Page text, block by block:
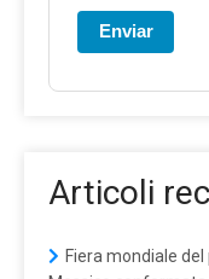
Enviar
Articoli
Fiera mondiale del